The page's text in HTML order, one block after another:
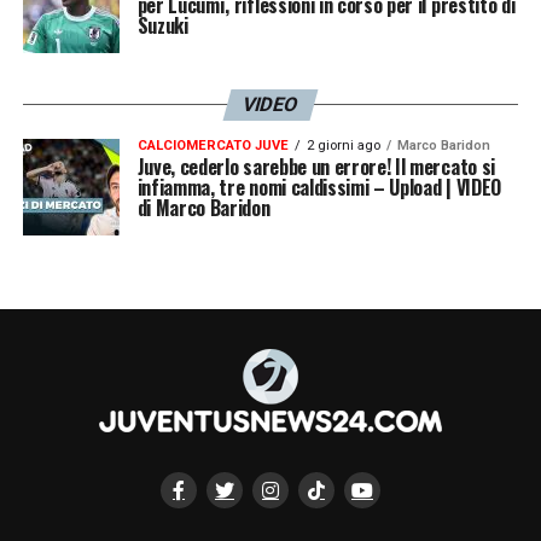
Suzuki
VIDEO
CALCIOMERCATO JUVE 2 giorni ago Marco Baridon
Juve, cederlo sarebbe un errore! Il mercato si
infiamma, tre nomi caldissimi – Upload | VIDEO
di Marco Baridon